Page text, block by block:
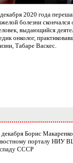
2020 года
болезни скончался
выдающийся
онколог,
Табаре Васкес.
декабря Борис
порталу НИУ
СССР